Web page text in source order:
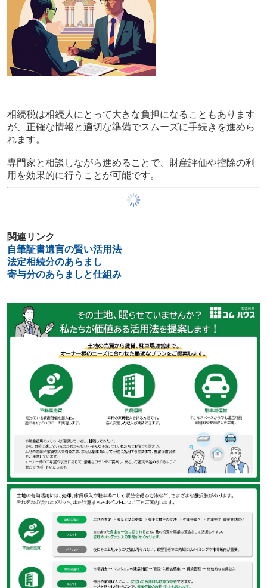
相続税は相続人にとって大きな負担になることもあります
が、正確な情報と適切な準備でスムーズに手続きを進めら
れます。
専門家と相談しながら進めることで、財産評価や控除の利
用を効果的に行うことが可能です。
関連リンク
自筆証書遺言の賢い活用法
法定相続分のあらまし
寄与分のあらましと仕組み